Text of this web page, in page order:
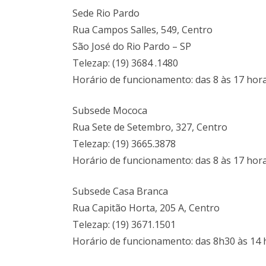
Sede Rio Pardo
Rua Campos Salles, 549, Centro
São José do Rio Pardo – SP
Telezap: (19) 3684 .1480
Horário de funcionamento: das 8 às 17
Subsede Mococa
Rua Sete de Setembro, 327, Centro
Telezap: (19) 3665.3878
Horário de funcionamento: das 8 às 17
Subsede Casa Branca
Rua Capitão Horta, 205 A, Centro
Telezap: (19) 3671.1501
Horário de funcionamento: das 8h30 às 14